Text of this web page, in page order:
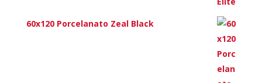
60x120 Porcelanato Zeal Black